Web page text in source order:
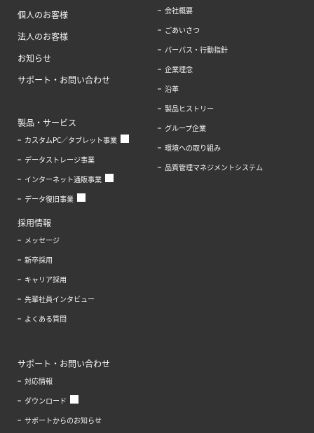
個人のお客様
法人のお客様
お知らせ
サポート・お問い合わせ
製品・サービス
カスタムPC／タブレット事業
データストレージ事業
インターネット通販事業
データ復旧事業
会社概要
ごあいさつ
パーパス・行動指針
企業理念
沿革
製品ヒストリー
グループ企業
環境への取り組み
品質管理マネジメントシステム
採用情報
メッセージ
新卒採用
キャリア採用
先輩社員インタビュー
よくある質問
サポート・お問い合わせ
対応情報
ダウンロード
サポートからのお知らせ